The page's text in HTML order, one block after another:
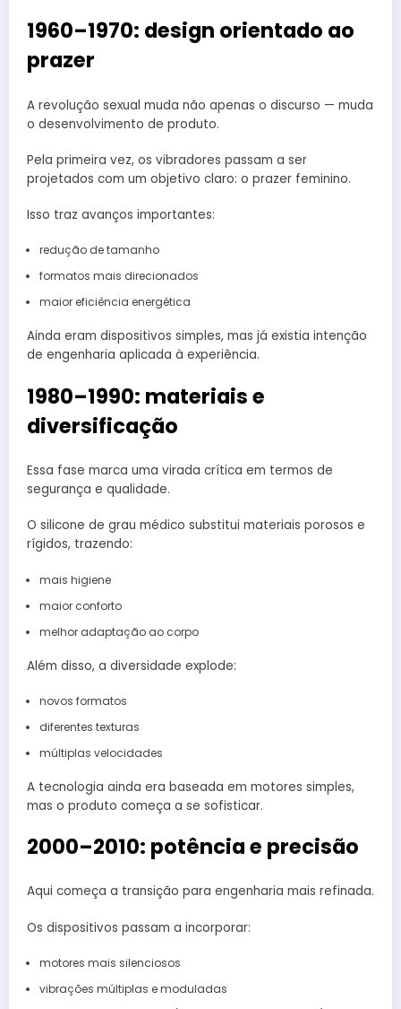
1960–1970: design orientado ao
prazer
A revolução sexual muda não apenas o discurso — muda
o desenvolvimento de produto.
Pela primeira vez, os vibradores passam a ser
projetados com um objetivo claro: o prazer feminino.
Isso traz avanços importantes:
redução de tamanho
formatos mais direcionados
maior eficiência energética
Ainda eram dispositivos simples, mas já existia intenção
de engenharia aplicada à experiência.
1980–1990: materiais e
diversificação
Essa fase marca uma virada crítica em termos de
segurança e qualidade.
O silicone de grau médico substitui materiais porosos e
rígidos, trazendo:
mais higiene
maior conforto
melhor adaptação ao corpo
Além disso, a diversidade explode:
novos formatos
diferentes texturas
múltiplas velocidades
A tecnologia ainda era baseada em motores simples,
mas o produto começa a se sofisticar.
2000–2010: potência e precisão
Aqui começa a transição para engenharia mais refinada.
Os dispositivos passam a incorporar:
motores mais silenciosos
vibrações múltiplas e moduladas